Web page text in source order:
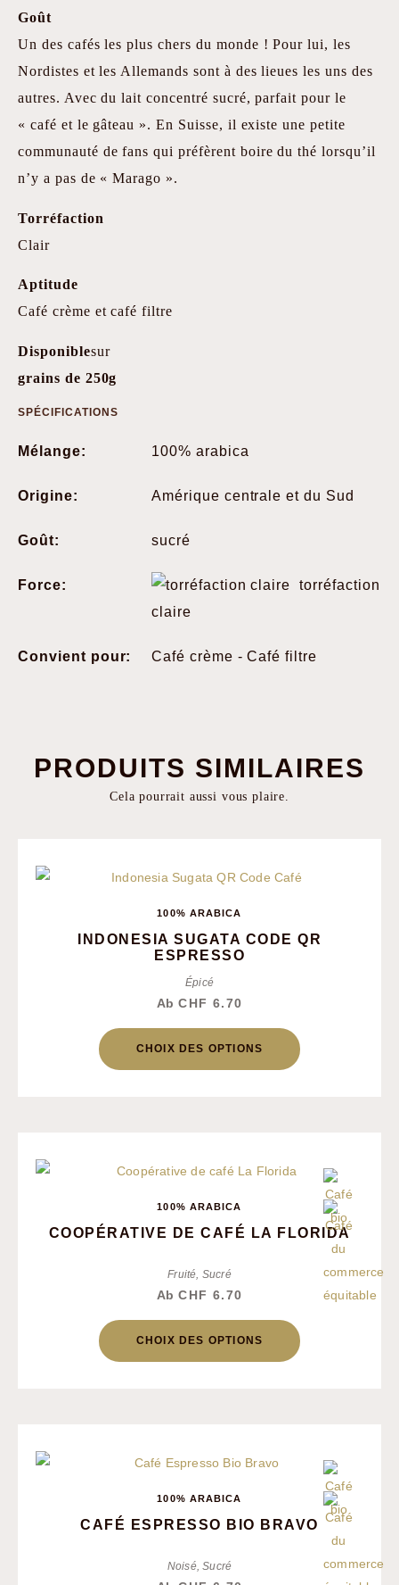
Goût
Un des cafés les plus chers du monde ! Pour lui, les
Nordistes et les Allemands sont à des lieues les uns des
autres. Avec du lait concentré sucré, parfait pour le
« café et le gâteau ». En Suisse, il existe une petite
communauté de fans qui préfèrent boire du thé lorsqu’il
n’y a pas de « Marago ».
Torréfaction
Clair
Aptitude
Café crème et café filtre
Disponiblesur
grains de 250g
SPÉCIFICATIONS
Mélange: 100% arabica
Origine: Amérique centrale et du Sud
Goût: sucré
Force:
torréfaction
claire
Convient pour: Café crème - Café filtre
PRODUITS SIMILAIRES
Cela pourrait aussi vous plaire.
100% ARABICA
INDONESIA SUGATA CODE QR
ESPRESSO
épicé
AbCHF 6.70
CHOIX DES OPTIONS
100% ARABICA
COOPÉRATIVE DE CAFÉ LA FLORIDA
Fruité, Sucré
AbCHF 6.70
CHOIX DES OPTIONS
100% ARABICA
CAFÉ ESPRESSO BIO BRAVO
Noisé, Sucré